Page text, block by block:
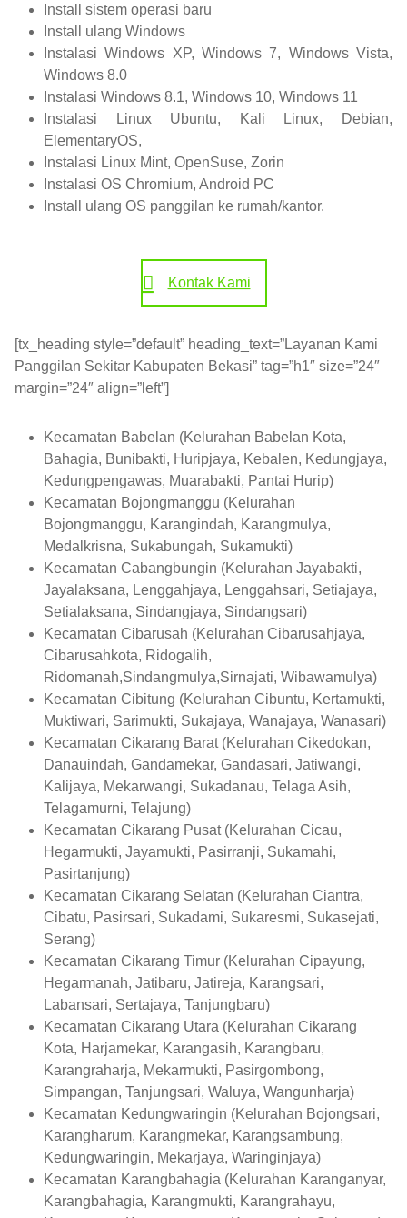
Install sistem operasi baru
Install ulang Windows
Instalasi Windows XP, Windows 7, Windows Vista,
Windows 8.0
Instalasi Windows 8.1, Windows 10, Windows 11
Instalasi Linux Ubuntu, Kali Linux, Debian,
ElementaryOS,
Instalasi Linux Mint, OpenSuse, Zorin
Instalasi OS Chromium, Android PC
Install ulang OS panggilan ke rumah/kantor.
Kontak Kami
[tx_heading style=”default” heading_text=”Layanan Kami
Panggilan Sekitar Kabupaten Bekasi” tag=”h1″ size=”24″
margin=”24″ align=”left”]
Kecamatan Babelan (Kelurahan Babelan Kota,
Bahagia, Bunibakti, Huripjaya, Kebalen, Kedungjaya,
Kedungpengawas, Muarabakti, Pantai Hurip)
Kecamatan Bojongmanggu (Kelurahan
Bojongmanggu, Karangindah, Karangmulya,
Medalkrisna, Sukabungah, Sukamukti)
Kecamatan Cabangbungin (Kelurahan Jayabakti,
Jayalaksana, Lenggahjaya, Lenggahsari, Setiajaya,
Setialaksana, Sindangjaya, Sindangsari)
Kecamatan Cibarusah (Kelurahan Cibarusahjaya,
Cibarusahkota, Ridogalih,
Ridomanah,Sindangmulya,Sirnajati, Wibawamulya)
Kecamatan Cibitung (Kelurahan Cibuntu, Kertamukti,
Muktiwari, Sarimukti, Sukajaya, Wanajaya, Wanasari)
Kecamatan Cikarang Barat (Kelurahan Cikedokan,
Danauindah, Gandamekar, Gandasari, Jatiwangi,
Kalijaya, Mekarwangi, Sukadanau, Telaga Asih,
Telagamurni, Telajung)
Kecamatan Cikarang Pusat (Kelurahan Cicau,
Hegarmukti, Jayamukti, Pasirranji, Sukamahi,
Pasirtanjung)
Kecamatan Cikarang Selatan (Kelurahan Ciantra,
Cibatu, Pasirsari, Sukadami, Sukaresmi, Sukasejati,
Serang)
Kecamatan Cikarang Timur (Kelurahan Cipayung,
Hegarmanah, Jatibaru, Jatireja, Karangsari,
Labansari, Sertajaya, Tanjungbaru)
Kecamatan Cikarang Utara (Kelurahan Cikarang
Kota, Harjamekar, Karangasih, Karangbaru,
Karangraharja, Mekarmukti, Pasirgombong,
Simpangan, Tanjungsari, Waluya, Wangunharja)
Kecamatan Kedungwaringin (Kelurahan Bojongsari,
Karangharum, Karangmekar, Karangsambung,
Kedungwaringin, Mekarjaya, Waringinjaya)
Kecamatan Karangbahagia (Kelurahan Karanganyar,
Karangbahagia, Karangmukti, Karangrahayu,